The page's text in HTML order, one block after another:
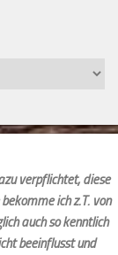
verpflichtet, diese
ich z.T. von
auch so kenntlich
beeinflusst und